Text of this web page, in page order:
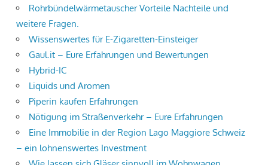
Rohrbündelwärmetauscher Vorteile Nachteile und
weitere Fragen.
Wissenswertes für E-Zigaretten-Einsteiger
Gaul.it – Eure Erfahrungen und Bewertungen
Hybrid-IC
Liquids und Aromen
Piperin kaufen Erfahrungen
Nötigung im Straßenverkehr – Eure Erfahrungen
Eine Immobilie in der Region Lago Maggiore Schweiz
– ein lohnenswertes Investment